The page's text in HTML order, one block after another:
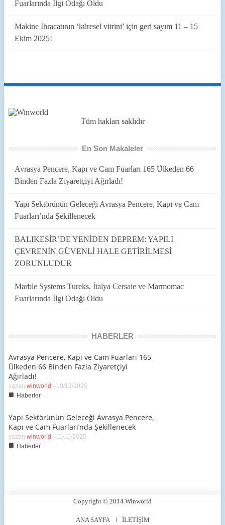
Fuarlarında İlgi Odağı Oldu
Makine İhracatının ‘küresel vitrini’ için geri sayım 11 – 15
Ekim 2025!
Tüm hakları saklıdır
En Son Makaleler
Avrasya Pencere, Kapı ve Cam Fuarları 165 Ülkeden 66
Binden Fazla Ziyaretçiyi Ağırladı!
Yapı Sektörünün Geleceği Avrasya Pencere, Kapı ve Cam
Fuarları’nda Şekillenecek
BALIKESİR’DE YENİDEN DEPREM: YAPILI
ÇEVRENİN GÜVENLİ HALE GETİRİLMESİ
ZORUNLUDUR
Marble Systems Tureks, İtalya Cersaie ve Marmomac
Fuarlarında İlgi Odağı Oldu
HABERLER
Avrasya Pencere, Kapı ve Cam Fuarları 165
Ülkeden 66 Binden Fazla Ziyaretçiyi
Ağırladı!
yazan winworld - 10/12/2025
■ Haberler
Yapı Sektörünün Geleceği Avrasya Pencere,
Kapı ve Cam Fuarları’nda Şekillenecek
yazan winworld - 11/11/2025
■ Haberler
Copyright © 2014 Winworld
ANA SAYFA İLETİŞİM